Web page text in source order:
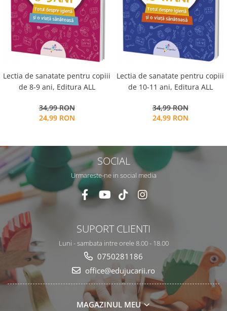
Lectia de sanatate pentru copiii
de 8-9 ani, Editura ALL
34,99 RON
24,99 RON
Lectia de sanatate pentru copiii
de 10-11 ani, Editura ALL
34,99 RON
24,99 RON
SOCIAL
Urmareste-ne in social media
SUPORT CLIENTI
Luni - sambata intre orele 8.00 - 18.00
0750281186
office@edujucarii.ro
MAGAZINUL MEU